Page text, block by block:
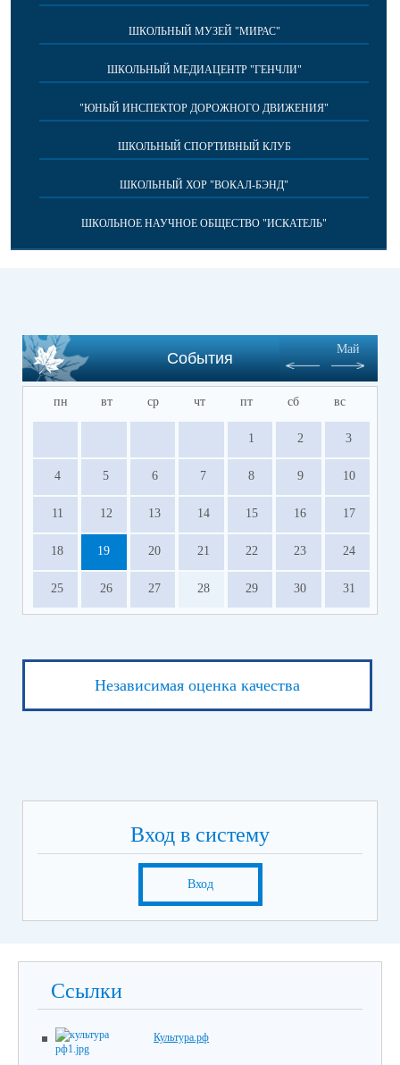
ШКОЛЬНЫЙ МУЗЕЙ "МИРАС"
ШКОЛЬНЫЙ МЕДИАЦЕНТР "ГЕНЧЛИ"
"ЮНЫЙ ИНСПЕКТОР ДОРОЖНОГО ДВИЖЕНИЯ"
ШКОЛЬНЫЙ СПОРТИВНЫЙ КЛУБ
ШКОЛЬНЫЙ ХОР "ВОКАЛ-БЭНД"
ШКОЛЬНОЕ НАУЧНОЕ ОБЩЕСТВО "ИСКАТЕЛЬ"
События
Май
пн вт ср чт пт сб вс
1 2 3
4 5 6 7 8 9 10
11 12 13 14 15 16 17
18 19 20 21 22 23 24
25 26 27 28 29 30 31
Независимая оценка качества
Вход в систему
Вход
Ссылки
Культура.рф